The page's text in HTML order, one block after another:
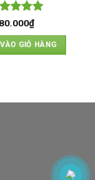
xếp
55
80.000₫
GIỎ HÀNG